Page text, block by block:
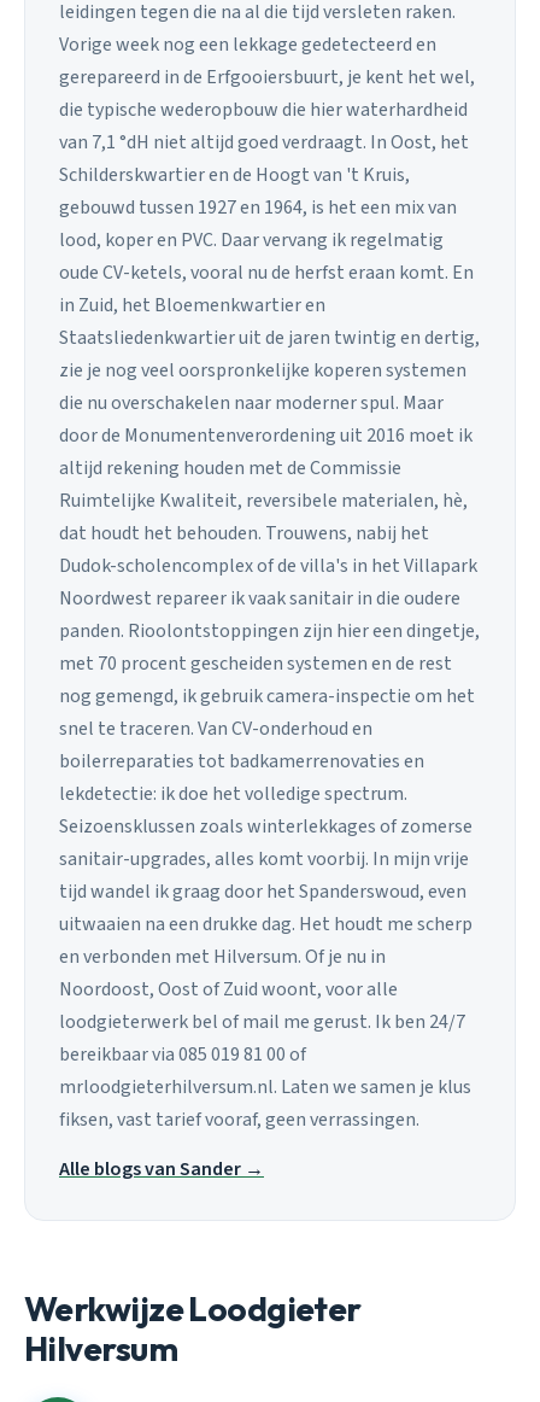
leidingen tegen die na al die tijd versleten raken.
Vorige week nog een lekkage gedetecteerd en
gerepareerd in de Erfgooiersbuurt, je kent het wel,
die typische wederopbouw die hier waterhardheid
van 7,1 °dH niet altijd goed verdraagt. In Oost, het
Schilderskwartier en de Hoogt van 't Kruis,
gebouwd tussen 1927 en 1964, is het een mix van
lood, koper en PVC. Daar vervang ik regelmatig
oude CV-ketels, vooral nu de herfst eraan komt. En
in Zuid, het Bloemenkwartier en
Staatsliedenkwartier uit de jaren twintig en dertig,
zie je nog veel oorspronkelijke koperen systemen
die nu overschakelen naar moderner spul. Maar
door de Monumentenverordening uit 2016 moet ik
altijd rekening houden met de Commissie
Ruimtelijke Kwaliteit, reversibele materialen, hè,
dat houdt het behouden. Trouwens, nabij het
Dudok-scholencomplex of de villa's in het Villapark
Noordwest repareer ik vaak sanitair in die oudere
panden. Rioolontstoppingen zijn hier een dingetje,
met 70 procent gescheiden systemen en de rest
nog gemengd, ik gebruik camera-inspectie om het
snel te traceren. Van CV-onderhoud en
boilerreparaties tot badkamerrenovaties en
lekdetectie: ik doe het volledige spectrum.
Seizoensklussen zoals winterlekkages of zomerse
sanitair-upgrades, alles komt voorbij. In mijn vrije
tijd wandel ik graag door het Spanderswoud, even
uitwaaien na een drukke dag. Het houdt me scherp
en verbonden met Hilversum. Of je nu in
Noordoost, Oost of Zuid woont, voor alle
loodgieterwerk bel of mail me gerust. Ik ben 24/7
bereikbaar via 085 019 81 00 of
mrloodgieterhilversum.nl. Laten we samen je klus
fiksen, vast tarief vooraf, geen verrassingen.
Alle blogs van Sander →
Werkwijze Loodgieter
Hilversum